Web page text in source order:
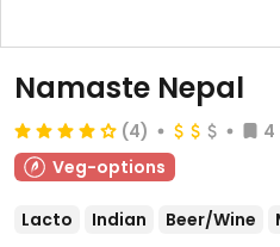
Namaste Nepal
(4) 4
Veg-options
Lacto Indian Beer/Wine